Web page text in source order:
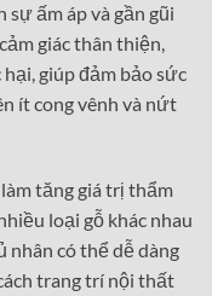
sự ấm áp và gần gũi
giác thân thiện,
giúp đảm bảo sức
ít cong vênh và nứt
tăng giá trị thẩm
loại gỗ khác nhau
nhân có thể dễ dàng
trang trí nội thất